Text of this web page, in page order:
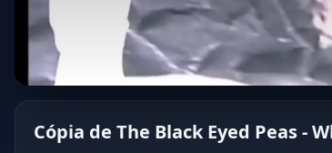
Cópia de The Black Eyed Peas -